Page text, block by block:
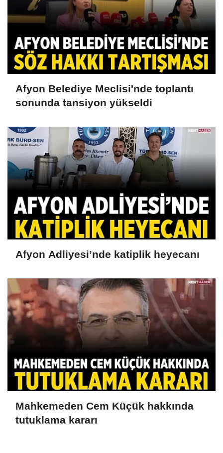
Afyon Belediye Meclisi'nde toplantı
sonunda tansiyon yükseldi
Afyon Adliyesi’nde katiplik heyecanı
Mahkemeden Cem Küçük hakkında
tutuklama kararı